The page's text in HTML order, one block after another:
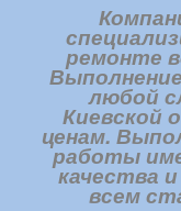
ремонте
любой
Киевской
ценам.
работы
качества
всем